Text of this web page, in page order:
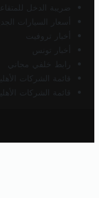
ضريبة الدخل
أسعار السيارات
أخبار تروفيت
أخبار تونس
رابط خلفي مجاني
قائمة الشركات
قائمة الشركات